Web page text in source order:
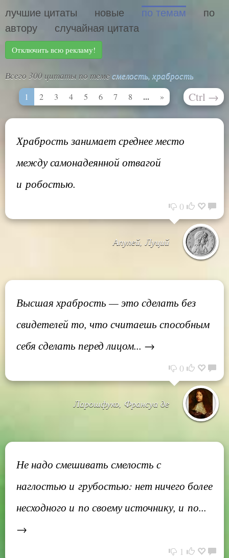
лучшие цитаты новые по темам
по
автору
случайная цитата
Отключить всю рекламу!
Всего 300 цитаты по теме смелость, храбрость
1 2 3 4 5 6 7 8 ... » Ctrl →
Храбрость занимает среднее место
между самонадеянной отвагой
и робостью.
0
Апулей, Луций
Высшая храбрость — это сделать без
свидетелей то, что считаешь способным
себя сделать перед лицом... →
0
Ларошфуко, Франсуа де
Не надо смешивать смелость с
наглостью и грубостью: нет ничего более
несходного и по своему источнику, и по...
→
1